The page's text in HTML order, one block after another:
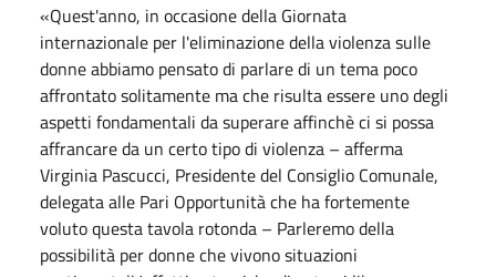
«Quest'anno, in occasione della Giornata
internazionale per l'eliminazione della violenza sulle
donne abbiamo pensato di parlare di un tema poco
affrontato solitamente ma che risulta essere uno degli
aspetti fondamentali da superare affinchè ci si possa
affrancare da un certo tipo di violenza – afferma
Virginia Pascucci, Presidente del Consiglio Comunale,
delegata alle Pari Opportunità che ha fortemente
voluto questa tavola rotonda – Parleremo della
possibilità per donne che vivono situazioni